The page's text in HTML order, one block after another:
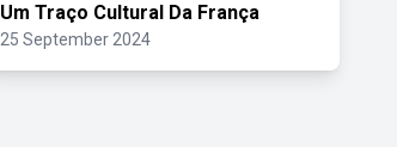
Um Traço Cultural Da França
25 September 2024